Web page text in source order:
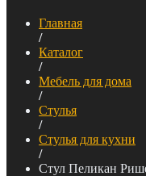
Главная
/
Каталог
/
Мебель для дома
/
Стулья
/
Стулья для кухни
/
Стул Пеликан